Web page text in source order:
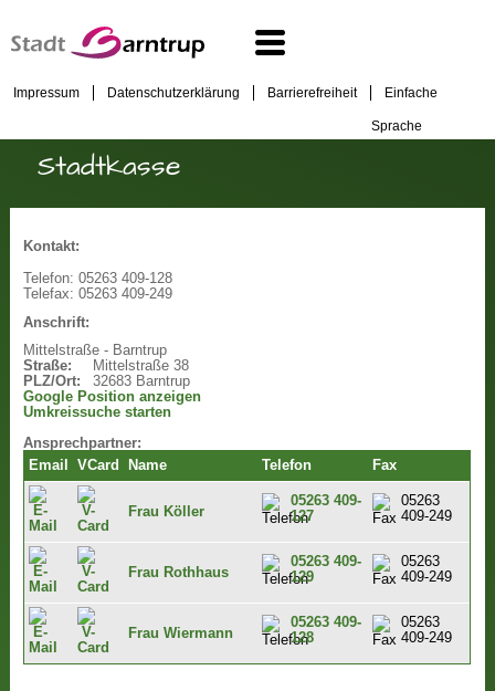
Impressum Datenschutzerklärung Barrierefreiheit Einfache
Sprache
Stadtkasse
Kontakt:
Telefon: 05263 409-128
Telefax: 05263 409-249
Anschrift:
Mittelstraße - Barntrup
Straße:
Mittelstraße 38
PLZ/Ort:
32683 Barntrup
Google Position anzeigen
Umkreissuche starten
Ansprechpartner:
Email
VCard Name Telefon Fax
Frau Köller
05263 409-
127
05263
409-249
Frau Rothhaus
05263 409-
129
05263
409-249
Frau Wiermann
05263 409-
128
05263
409-249